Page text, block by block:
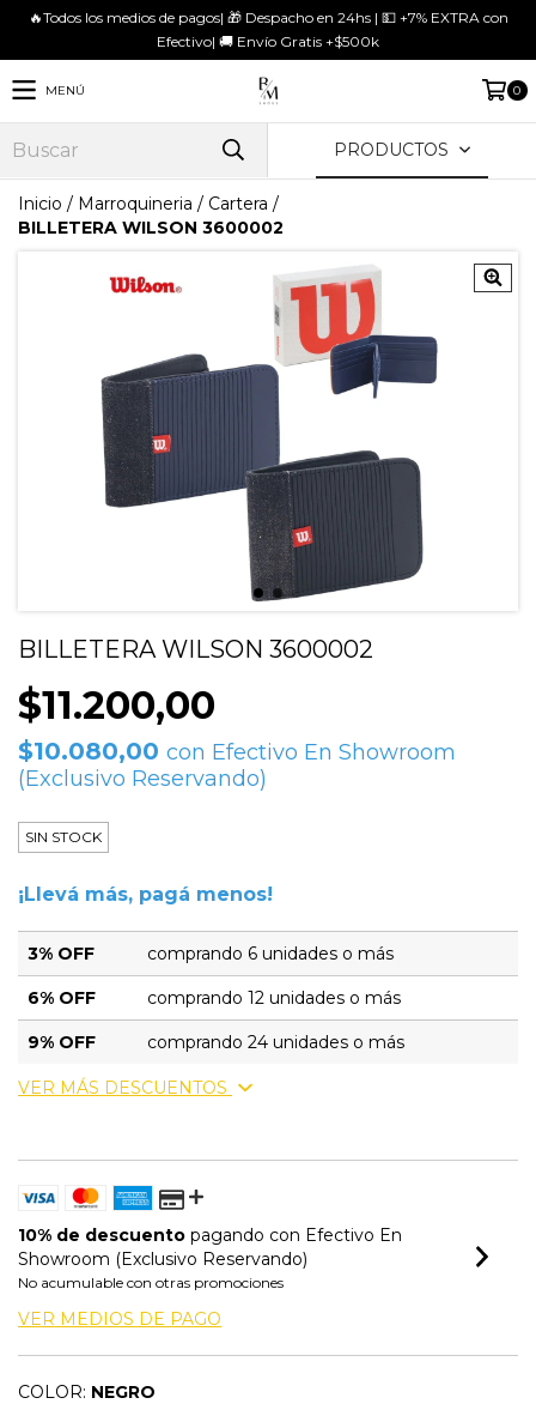
🔥Todos los medios de pagos| 🎁 Despacho en 24hs | 💵 +7% EXTRA con
Efectivo| 🚚 Envío Gratis +$500k
MENÚ 0
PRODUCTOS
Inicio / Marroquineria / Cartera /
BILLETERA WILSON 3600002
BILLETERA WILSON 3600002
$11.200,00
$10.080,00 con Efectivo En Showroom
(Exclusivo Reservando)
SIN STOCK
¡Llevá más, pagá menos!
3% OFF comprando 6 unidades o más
6% OFF comprando 12 unidades o más
9% OFF comprando 24 unidades o más
VER MÁS DESCUENTOS
10% de descuento pagando con Efectivo En
Showroom (Exclusivo Reservando)
No acumulable con otras promociones
VER MEDIOS DE PAGO
COLOR: NEGRO